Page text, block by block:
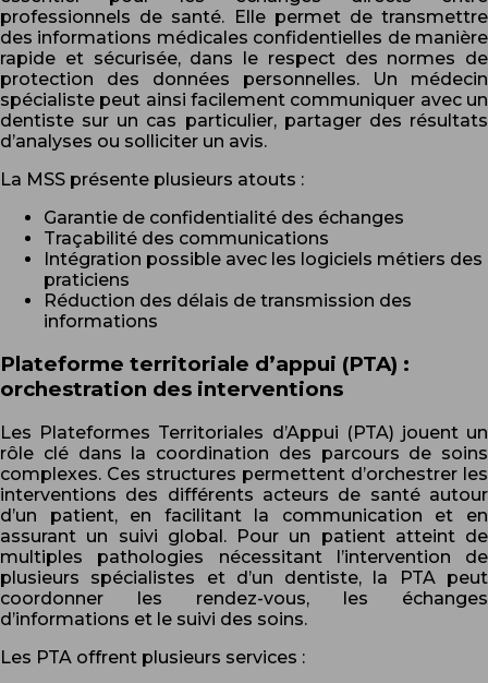
professionnels de santé. Elle permet de transmettre
des informations médicales confidentielles de manière
rapide et sécurisée, dans le respect des normes de
protection des données personnelles. Un médecin
spécialiste peut ainsi facilement communiquer avec un
dentiste sur un cas particulier, partager des résultats
d’analyses ou solliciter un avis.
La MSS présente plusieurs atouts :
Garantie de confidentialité des échanges
Traçabilité des communications
Intégration possible avec les logiciels métiers des
praticiens
Réduction des délais de transmission des
informations
Plateforme territoriale d’appui (PTA) :
orchestration des interventions
Les Plateformes Territoriales d’Appui (PTA) jouent un
rôle clé dans la coordination des parcours de soins
complexes. Ces structures permettent d’orchestrer les
interventions des différents acteurs de santé autour
d’un patient, en facilitant la communication et en
assurant un suivi global. Pour un patient atteint de
multiples pathologies nécessitant l’intervention de
plusieurs spécialistes et d’un dentiste, la PTA peut
coordonner les rendez-vous, les échanges
d’informations et le suivi des soins.
Les PTA offrent plusieurs services :